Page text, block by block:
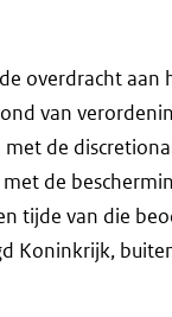
overdracht aan
van
de
de
tijde van die
Koninkrijk,